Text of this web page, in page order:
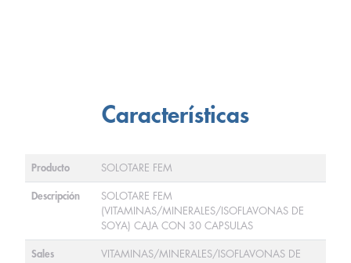
Características
Producto SOLOTARE FEM
Descripción
SOLOTARE FEM
(VITAMINAS/MINERALES/ISOFLAVONAS DE
SOYA) CAJA CON 30 CAPSULAS
Sales
VITAMINAS/MINERALES/ISOFLAVONAS DE